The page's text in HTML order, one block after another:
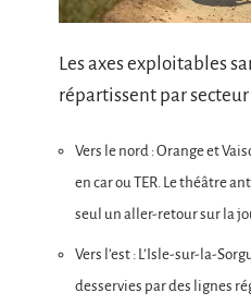
Les axes exploitables
répartissent par
Vers le nord : Orange et
en car ou TER. Le théâtre
seul un aller-retour sur la
Vers l’est : L’Isle-sur-la-
desservies par des lignes